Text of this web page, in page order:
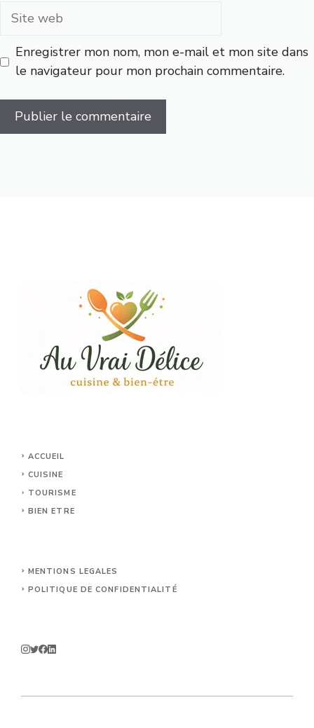
Site
Enregistrer mon nom, mon e-mail et mon site dans
le navigateur pour mon prochain commentaire.
ACCUEIL
CUISINE
TOURISME
BIEN ETRE
MENTIONS LEGALES
POLITIQUE DE CONFIDENTIALITÉ